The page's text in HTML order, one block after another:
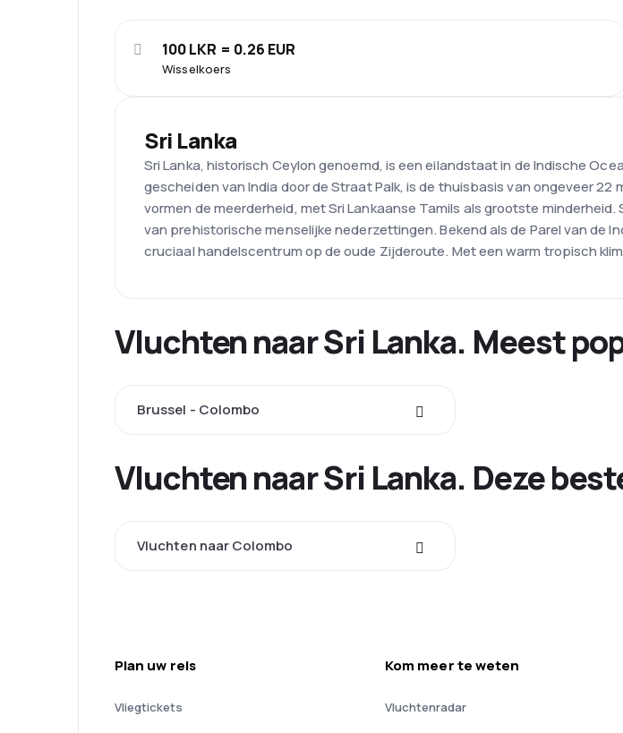
Wisselkoers
100 LKR = 0.26 EUR
Sri Lanka
Sri Lanka, historisch Ceylon genoemd, is een eilandstaat in de Indische
gescheiden van India door de Straat Palk, is de thuisbasis van ongeveer
vormen de meerderheid, met Sri Lankaanse Tamils als grootste
van prehistorische menselijke nederzettingen. Bekend als de Parel van de
cruciaal handelscentrum op de oude Zijderoute. Met een warm tropisch
Vluchten naar Sri Lanka. Meest
Brussel - Colombo
Vluchten naar Sri Lanka. Deze
Vluchten naar Colombo
Plan uw reis
Vliegtickets
Kom meer te weten
Vluchtenradar